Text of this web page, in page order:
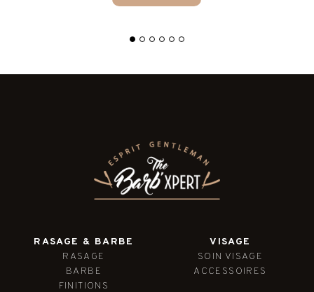
RASAGE & BARBE
RASAGE
BARBE
FINITIONS
VISAGE
SOIN VISAGE
ACCESSOIRES